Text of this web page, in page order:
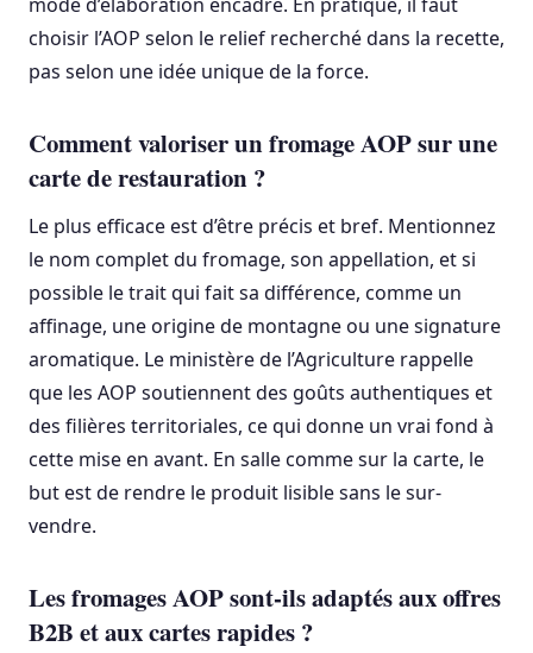
choisir l’AOP selon le relief recherché dans la recette,
pas selon une idée unique de la force.
Comment valoriser un fromage AOP sur une
carte de restauration ?
Le plus efficace est d’être précis et bref. Mentionnez
le nom complet du fromage, son appellation, et si
possible le trait qui fait sa différence, comme un
affinage, une origine de montagne ou une signature
aromatique. Le ministère de l’Agriculture rappelle
que les AOP soutiennent des goûts authentiques et
des filières territoriales, ce qui donne un vrai fond à
cette mise en avant. En salle comme sur la carte, le
but est de rendre le produit lisible sans le sur-
vendre.
Les fromages AOP sont-ils adaptés aux offres
B2B et aux cartes rapides ?